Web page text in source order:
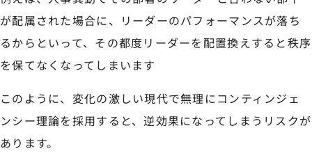
が配属された場合に、リーダーのパフォーマンスが落ち
るからといって、その都度リーダーを配置換えすると秩序
を保てなくなってしまいます
このように、変化の激しい現代で無理にコンティンジェ
ンシー理論を採用すると、逆効果になってしまうリスクが
あります。